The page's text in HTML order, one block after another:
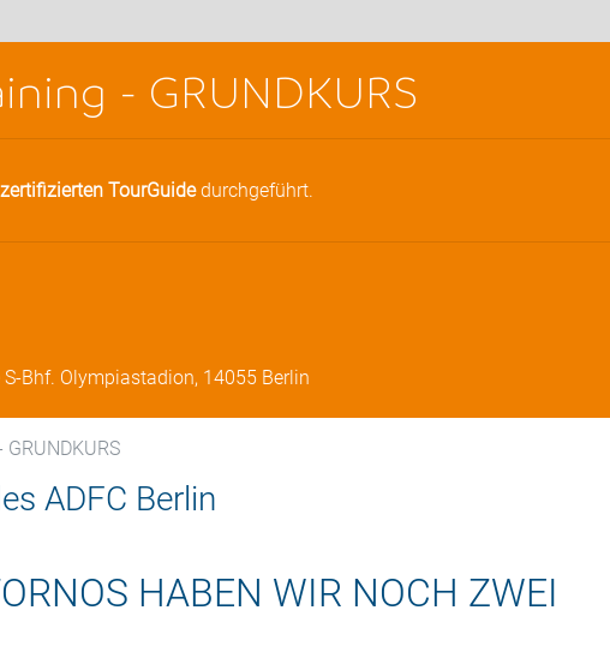
- GRUNDKURS
zertifizierten TourGuidedurchgeführt.
Bhf. Olympiastadion, 14055 Berlin
ADFC Berlin
HABEN WIR NOCH ZWEI